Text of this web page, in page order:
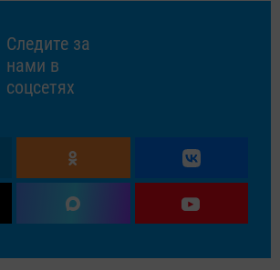
Следите за
нами в
соцсетях